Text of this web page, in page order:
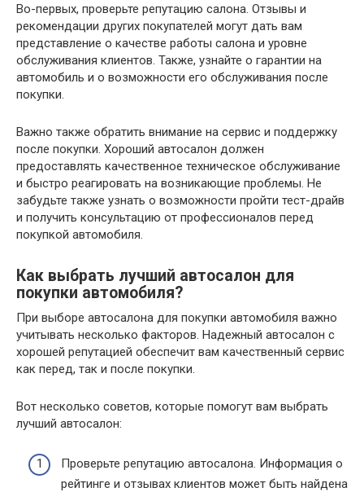
Во-первых, проверьте репутацию салона. Отзывы и
рекомендации других покупателей могут дать вам
представление о качестве работы салона и уровне
обслуживания клиентов. Также, узнайте о гарантии на
автомобиль и о возможности его обслуживания после
покупки.
Важно также обратить внимание на сервис и поддержку
после покупки. Хороший автосалон должен
предоставлять качественное техническое обслуживание
и быстро реагировать на возникающие проблемы. Не
забудьте также узнать о возможности пройти тест-драйв
и получить консультацию от профессионалов перед
покупкой автомобиля.
Как выбрать лучший автосалон для
покупки автомобиля?
При выборе автосалона для покупки автомобиля важно
учитывать несколько факторов. Надежный автосалон с
хорошей репутацией обеспечит вам качественный сервис
как перед, так и после покупки.
Вот несколько советов, которые помогут вам выбрать
лучший автосалон:
Проверьте репутацию автосалона. Информация о
рейтинге и отзывах клиентов может быть найдена